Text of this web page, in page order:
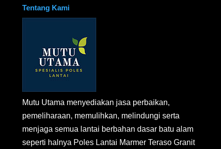
Tentang Kami
Mutu Utama menyediakan jasa perbaikan,
pemeliharaan, memulihkan, melindungi serta
menjaga semua lantai berbahan dasar batu alam
seperti halnya Poles Lantai Marmer Teraso Granit